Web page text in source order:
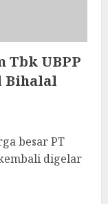
Tbk UBPP
Bihalal
besar PT
digelar